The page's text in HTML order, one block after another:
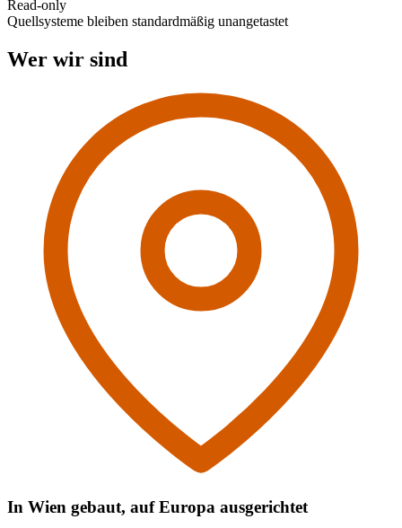
Read-only
Quellsysteme bleiben standardmäßig unangetastet
Wer wir sind
In Wien gebaut, auf Europa ausgerichtet